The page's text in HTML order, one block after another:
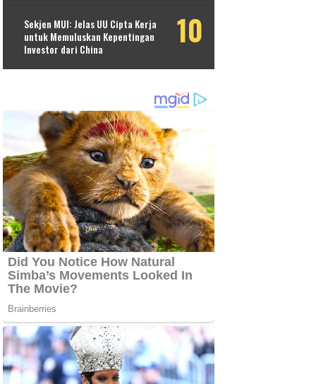
Sekjen MUI: Jelas UU Cipta Kerja
untuk Memuluskan Kepentingan
Investor dari China